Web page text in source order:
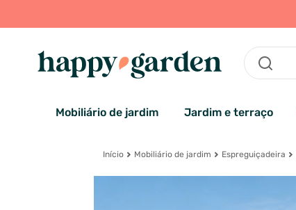
Mobiliário de jardim Jardim e terraço
Início Mobiliário de jardim Espreguiçadeira